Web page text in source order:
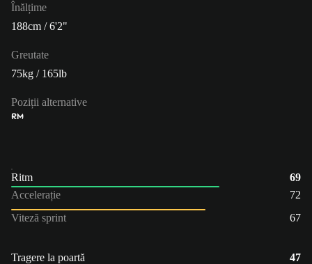
Înălțime
188cm / 6'2"
Greutate
75kg / 165lb
Poziții alternative
RM
Ritm
69
Accelerație
72
Viteză sprint
67
Tragere la poartă
47